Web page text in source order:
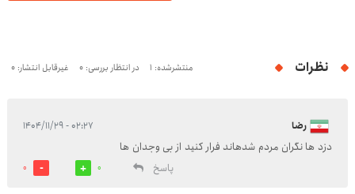
نظرات منتشرشده: 1 در انتظار بررسی: 0 غیرقابل انتشار: 0
رضا ۰۲:۲۷ - ۱۴۰۴/۱۱/۲۹
دزد ها نگران مردم شدهاند فرار کنید از بی وجدان ها
پاسخ
0
0